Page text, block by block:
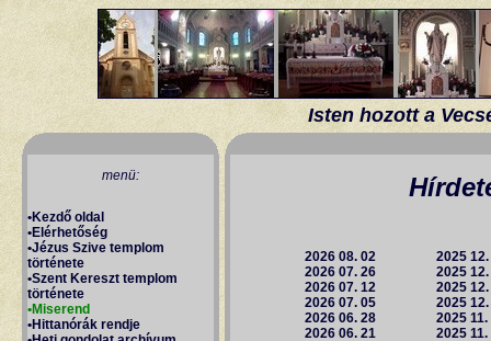
Isten hozott a
2026 08. 02
2026 07. 26
2026 07. 12
2026 07. 05
2026 06. 28
2026 06. 21
2025 12.
2025 12.
2025 12.
2025 12.
2025 11.
2025 11.